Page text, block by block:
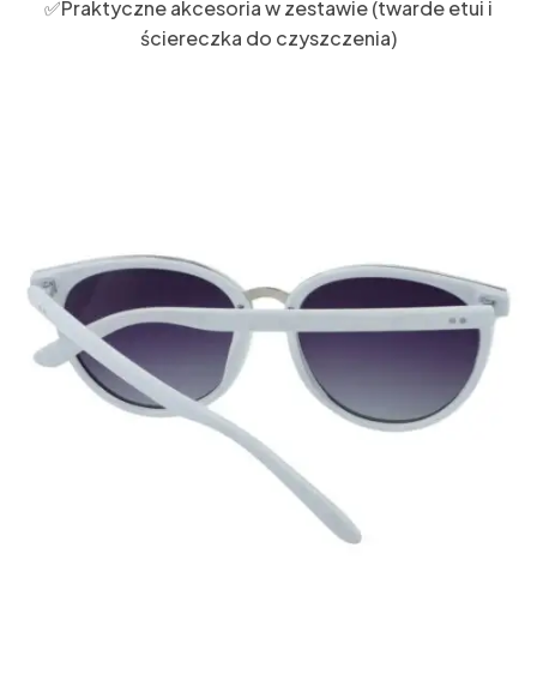
✅Praktyczne akcesoria w zestawie (twarde etui i
ściereczka do czyszczenia)